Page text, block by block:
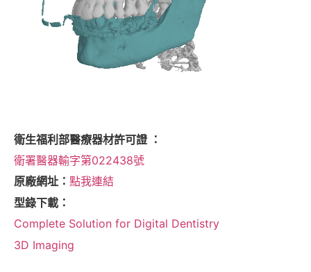
衛生福利部醫療器材許可證 ：
衛署醫器輸字第022438號
原廠網址： 點我連結
型錄下載：
Complete Solution for Digital Dentistry
3D Imaging